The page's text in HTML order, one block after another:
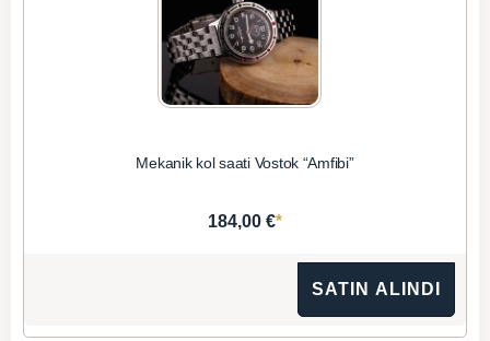
Mekanik kol saati Vostok “Amfibi”
184,00 €*
SATIN ALINDI